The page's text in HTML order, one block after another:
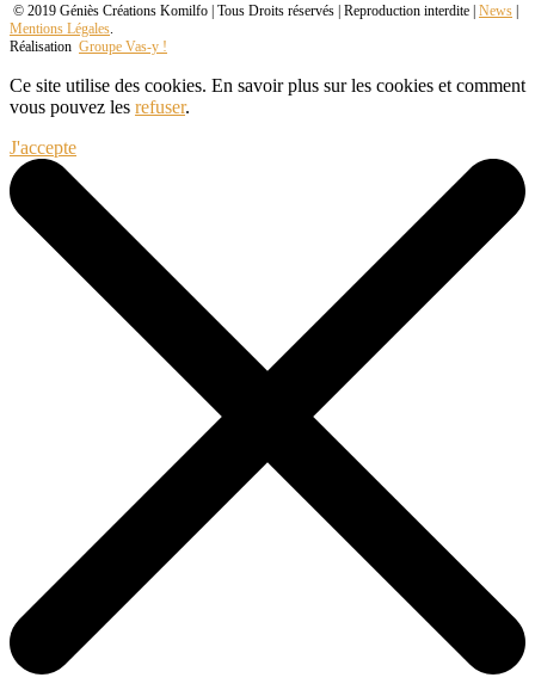
© 2019 Géniès Créations Komilfo | Tous Droits réservés | Reproduction interdite | News |
Mentions Légales
Réalisation Groupe Vas-y !
Ce site utilise des cookies. En savoir plus sur les cookies et comment
vous pouvez les refuser.
J'accepte